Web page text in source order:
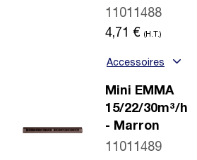
11011488
4,71 € (H.T.)
Accessoires
Mini EMMA
15/22/30m³/h
- Marron
11011489